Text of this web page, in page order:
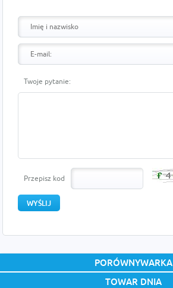
Twoje pytanie:
Przepisz kod
PORÓWNYWARKA
TOWAR DNIA